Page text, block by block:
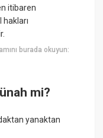
itibaren
hakları
burada okuyun:
mi?
yanaktan